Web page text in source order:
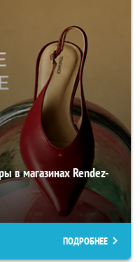
в магазинах Rendez-
ПОДРОБНЕЕ